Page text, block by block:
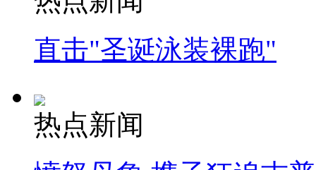
直击"圣诞泳装裸跑"
热点新闻